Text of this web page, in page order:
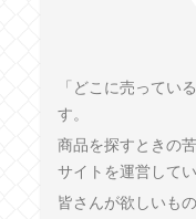
「どこに売ってい
す。
商品を探すときの
サイトを運営してい
皆さんが欲しいも